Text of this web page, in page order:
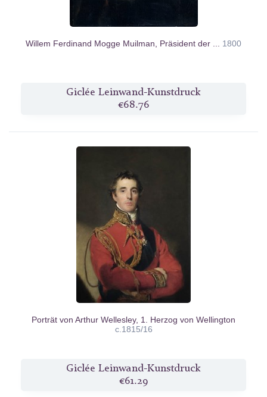
Willem Ferdinand Mogge Muilman, Präsident der ... 1800
Giclée Leinwand-Kunstdruck
€68.76
Porträt von Arthur Wellesley, 1. Herzog von Wellington
c.1815/16
Giclée Leinwand-Kunstdruck
€61.29